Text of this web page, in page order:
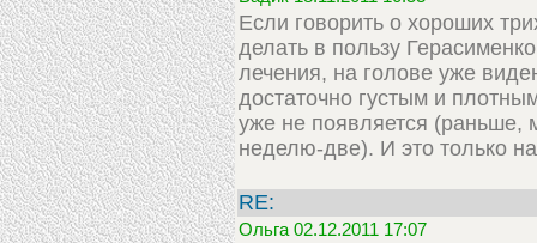
Если говорить о хороших
делать в пользу
лечения, на голове уже
достаточно густым и
уже не появляется (раньше,
неделю-две). И это только
RE:
Ольга 02.12.2011 17:07